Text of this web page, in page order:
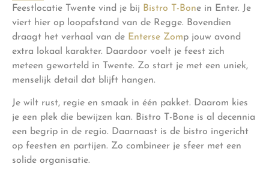
Feestlocatie Twente vind je bij Bistro T-Bone in Enter. Je
viert hier op loopafstand van de Regge. Bovendien
draagt het verhaal van de Enterse Zomp jouw avond
extra lokaal karakter. Daardoor voelt je feest zich
meteen geworteld in Twente. Zo start je met een uniek,
menselijk detail dat blijft hangen.
Je wilt rust, regie en smaak in één pakket. Daarom kies
je een plek die bewijzen kan. Bistro T-Bone is al decennia
een begrip in de regio. Daarnaast is de bistro ingericht
op feesten en partijen. Zo combineer je sfeer met een
solide organisatie.